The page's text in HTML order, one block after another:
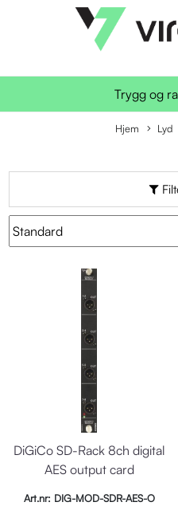
Trygg og
Hjem Lyd
DiGiCo SD-Rack 8ch digital
AES output card
Art.nr: DIG-MOD-SDR-AES-O